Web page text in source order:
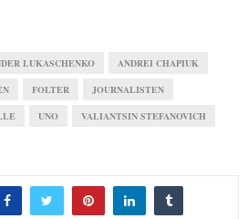
LUKASCHENKO ANDREI CHAPIUK
FOLTER JOURNALISTEN
UNO VALIANTSIN STEFANOVICH